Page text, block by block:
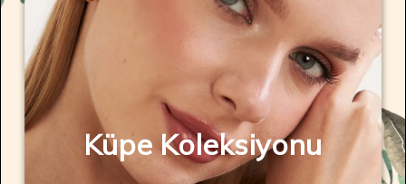
Küpe Koleksiyonu